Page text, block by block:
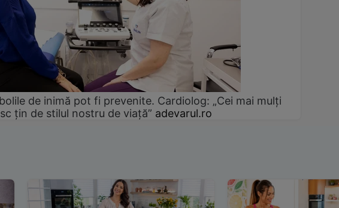
de inimă pot fi prevenite. Cardiolog: „Cei mai mulți
țin de stilul nostru de viață” adevarul.ro